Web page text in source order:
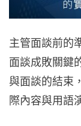
主管面談前的
面談成敗關鍵
與面談的結束
際內容與用語